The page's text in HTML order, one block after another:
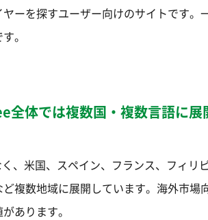
ーを探すユーザー向けのサイトです
。
全体では複数国・複数言語に展
、米国、スペイン、フランス、フィリ
複数地域に展開しています。海外市
あります。